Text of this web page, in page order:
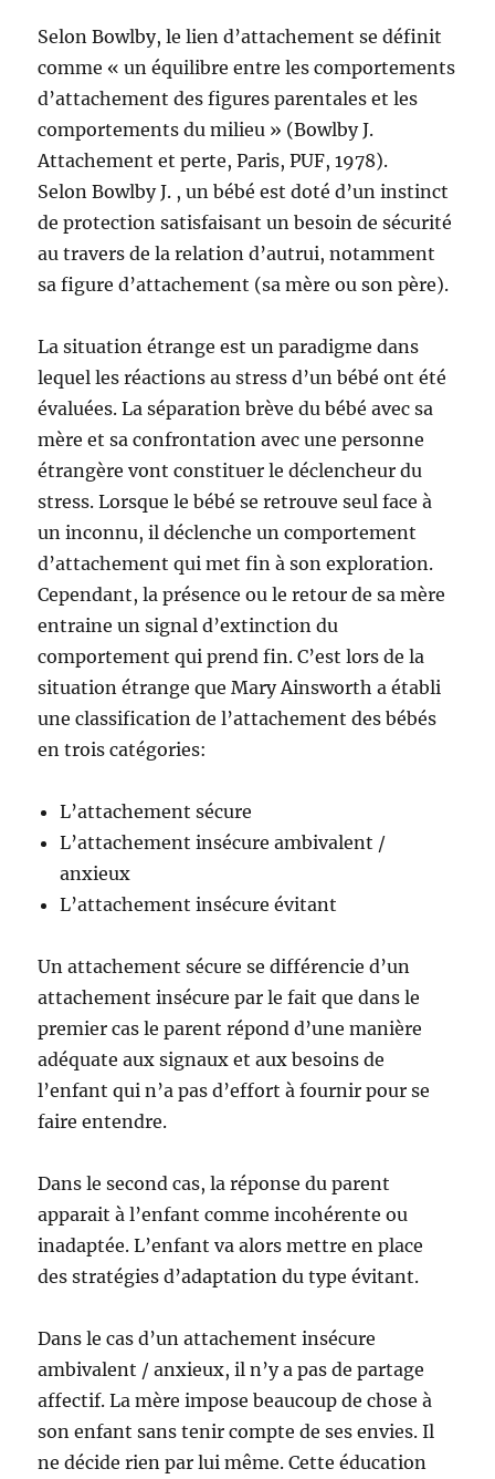
Selon Bowlby, le lien d’attachement se définit
comme « un équilibre entre les comportements
d’attachement des figures parentales et les
comportements du milieu » (Bowlby J.
Attachement et perte, Paris, PUF, 1978).
Selon Bowlby J. , un bébé est doté d’un instinct
de protection satisfaisant un besoin de sécurité
au travers de la relation d’autrui, notamment
sa figure d’attachement (sa mère ou son père).
La situation étrange est un paradigme dans
lequel les réactions au stress d’un bébé ont été
évaluées. La séparation brève du bébé avec sa
mère et sa confrontation avec une personne
étrangère vont constituer le déclencheur du
stress. Lorsque le bébé se retrouve seul face à
un inconnu, il déclenche un comportement
d’attachement qui met fin à son exploration.
Cependant, la présence ou le retour de sa mère
entraine un signal d’extinction du
comportement qui prend fin. C’est lors de la
situation étrange que Mary Ainsworth a établi
une classification de l’attachement des bébés
en trois catégories:
L’attachement sécure
L’attachement insécure ambivalent /
anxieux
L’attachement insécure évitant
Un attachement sécure se différencie d’un
attachement insécure par le fait que dans le
premier cas le parent répond d’une manière
adéquate aux signaux et aux besoins de
l’enfant qui n’a pas d’effort à fournir pour se
faire entendre.
Dans le second cas, la réponse du parent
apparait à l’enfant comme incohérente ou
inadaptée. L’enfant va alors mettre en place
des stratégies d’adaptation du type évitant.
Dans le cas d’un attachement insécure
ambivalent / anxieux, il n’y a pas de partage
affectif. La mère impose beaucoup de chose à
son enfant sans tenir compte de ses envies. Il
ne décide rien par lui même. Cette éducation